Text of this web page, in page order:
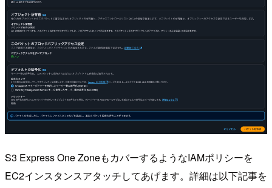
S3 Express One ZoneもカバーするようなIAMポリシーを
EC2インスタンスアタッチしてあげます。詳細は以下記事を